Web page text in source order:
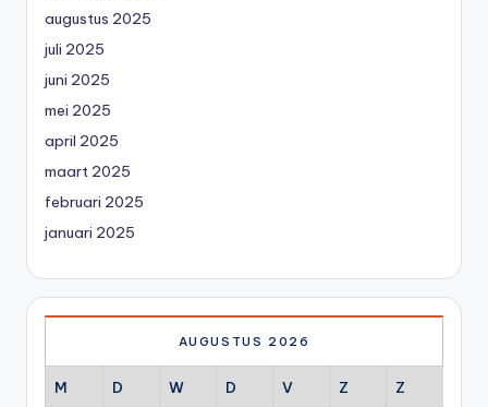
augustus 2025
juli 2025
juni 2025
mei 2025
april 2025
maart 2025
februari 2025
januari 2025
AUGUSTUS 2026
M D W D V Z Z